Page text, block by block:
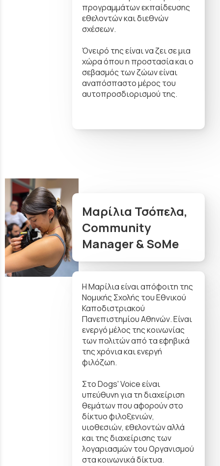
προγραμμάτων εκπαίδευσης
εθελοντών και διεθνών
σχέσεων.
Όνειρό της είναι να ζει σε μια
χώρα όπου η προστασία και ο
σεβασμός των ζώων είναι
αναπόσπαστο μέρος του
αυτοπροσδιορισμού της.
Μαρίλια Τσόπελα,
Community
Manager & SoMe
H Μαρίλια είναι απόφοιτη της
Νομικής Σχολής του Εθνικού
Καποδιστριακού
Πανεπιστημίου Αθηνών. Είναι
ενεργό μέλος της κοινωνίας
των πολιτών από τα εφηβικά
της χρόνια και ενεργή
φιλόζωη.
Στο Dogs' Voice είναι
υπεύθυνη για τη διαχείριση
θεμάτων που αφορούν στο
δίκτυο φιλοξενιών,
υιοθεσιών, εθελοντών αλλά
και της διαχείρισης των
λογαριασμών του Οργανισμού
στα κοινωνικά δίκτυα.